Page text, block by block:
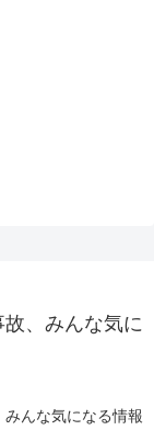
、みんな気に
んな気になる情報